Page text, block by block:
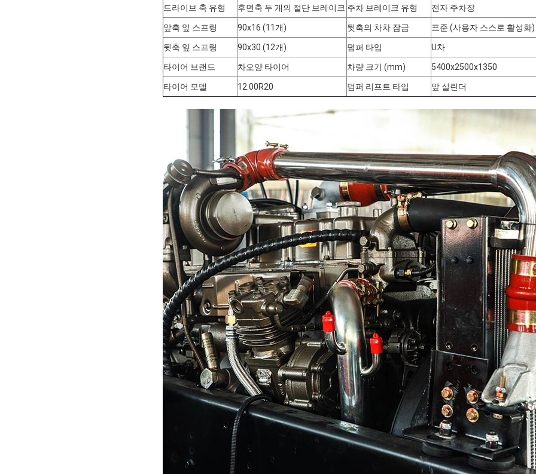
드라이브 축 유형
후면축 두 개의 절단 브레이크 주차 브레이크 유형 전자 주차장
앞축 잎 스프링 90x16 (11개) 뒷축의 차차 잠금 표준 (사용자 스스로 활성화)
뒷축 잎 스프링 90x30 (12개) 덤퍼 타입 U차
타이어 브랜드 차오양 타이어 차량 크기 (mm) 5400x2500x1350
타이어 모델 12.00R20 덤퍼 리프트 타입 앞 실린더